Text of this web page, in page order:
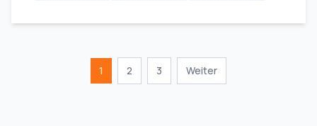
1 2 3 Weiter